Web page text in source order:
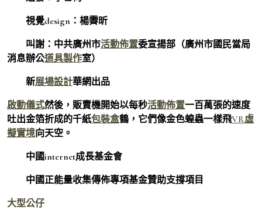
視覺design：楊霽昕
叫謝：中共廣州市活動佈置委宣揚部（廣州市國民當局
消息辦公道具製作室）
新展場設計華網出品
啟動儀式然後，販賣機開始以每秒活動佈置一百萬張的速度
吐出金箔折成的千紙包裝盒鶴，它們像金色蝗蟲一樣飛VR虛
擬實境向天空。
中國internet成長基金會
中國正能量收集傳佈專項基金贊助支撐項目
大型公仔